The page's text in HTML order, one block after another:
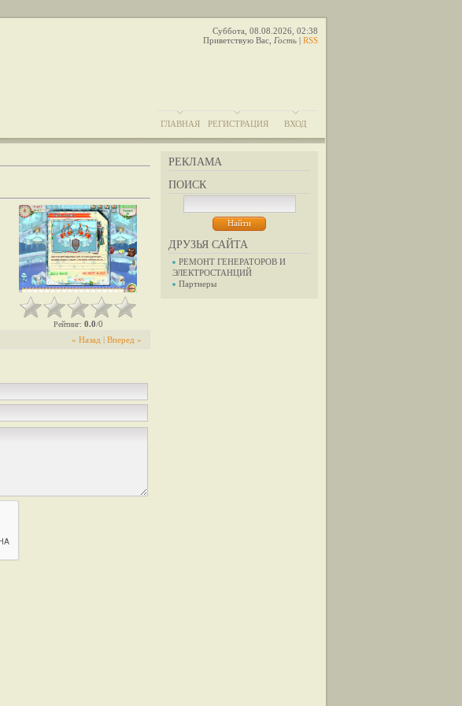
Суббота, 08.08.2026, 02:38
Приветствую Вас Гость | RSS
ГЛАВНАЯ РЕГИСТРАЦИЯ ВХОД
РЕКЛАМА
ПОИСК
ДРУЗЬЯ САЙТА
РЕМОНТ ГЕНЕРАТОРОВ И
ЭЛЕКТРОСТАНЦИЙ
Партнеры
Рейтинг: 0.0/0
« Назад | Вперед »